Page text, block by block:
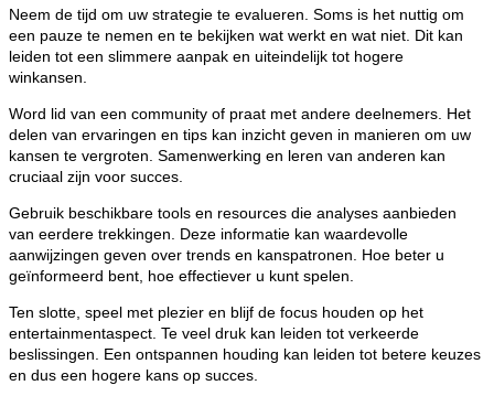
Neem de tijd om uw strategie te evalueren. Soms is het nuttig om
een pauze te nemen en te bekijken wat werkt en wat niet. Dit kan
leiden tot een slimmere aanpak en uiteindelijk tot hogere
winkansen.
Word lid van een community of praat met andere deelnemers. Het
delen van ervaringen en tips kan inzicht geven in manieren om uw
kansen te vergroten. Samenwerking en leren van anderen kan
cruciaal zijn voor succes.
Gebruik beschikbare tools en resources die analyses aanbieden
van eerdere trekkingen. Deze informatie kan waardevolle
aanwijzingen geven over trends en kanspatronen. Hoe beter u
geïnformeerd bent, hoe effectiever u kunt spelen.
Ten slotte, speel met plezier en blijf de focus houden op het
entertainmentaspect. Te veel druk kan leiden tot verkeerde
beslissingen. Een ontspannen houding kan leiden tot betere keuzes
en dus een hogere kans op succes.